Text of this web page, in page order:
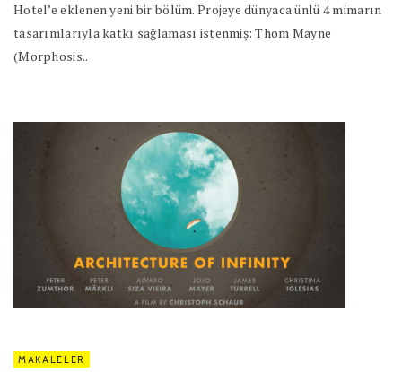
Hotel’e eklenen yeni bir bölüm. Projeye dünyaca ünlü 4 mimarın
tasarımlarıyla katkı sağlaması istenmiş: Thom Mayne
(Morphosis..
MAKALELER